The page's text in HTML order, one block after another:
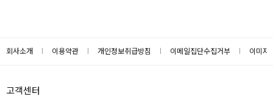
회사소개 이용약관 개인정보취급방침 이메일집단수집거부 이미지
고객센터